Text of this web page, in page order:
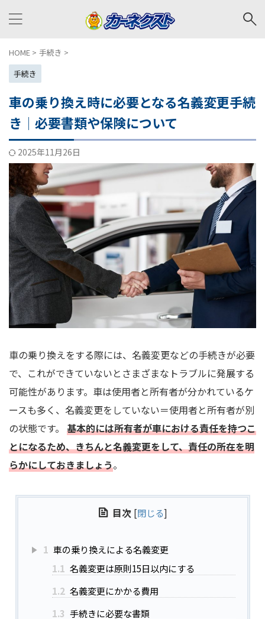
HOME > 手続き >
手続き
車の乗り換え時に必要となる名義変更手続
き│必要書類や保険について
2025年11月26日
車の乗り換えをする際には、名義変更などの手続きが必要
で、これができていないとさまざまなトラブルに発展する
可能性があります。車は使用者と所有者が分かれているケ
ースも多く、名義変更をしていない＝使用者と所有者が別
の状態です。 基本的には所有者が車における責任を持つこ
とになるため、きちんと名義変更をして、責任の所在を明
らかにしておきましょう。
目次 [閉じる]
1 車の乗り換えによる名義変更
1.1 名義変更は原則15日以内にする
1.2 名義変更にかかる費用
1.3 手続きに必要な書類